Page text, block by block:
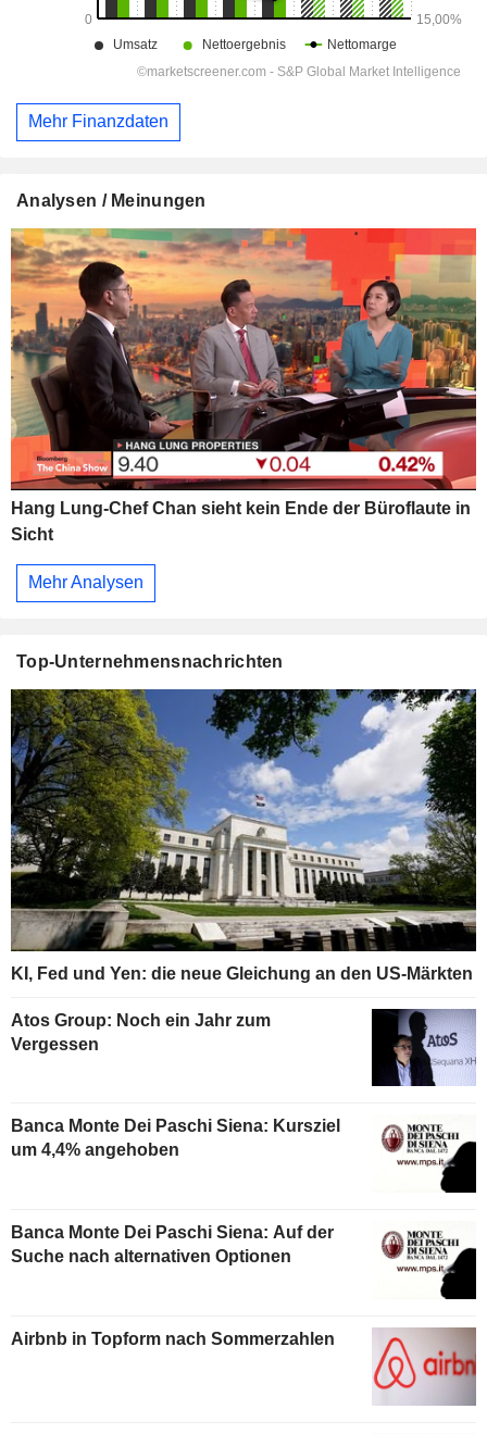
Mehr Finanzdaten
Analysen / Meinungen
Hang Lung-Chef Chan sieht kein Ende der Büroflaute in
Sicht
Mehr Analysen
Top-Unternehmensnachrichten
KI, Fed und Yen: die neue Gleichung an den US-Märkten
Atos Group: Noch ein Jahr zum
Vergessen
Banca Monte Dei Paschi Siena: Kursziel
um 4,4% angehoben
Banca Monte Dei Paschi Siena: Auf der
Suche nach alternativen Optionen
Airbnb in Topform nach Sommerzahlen